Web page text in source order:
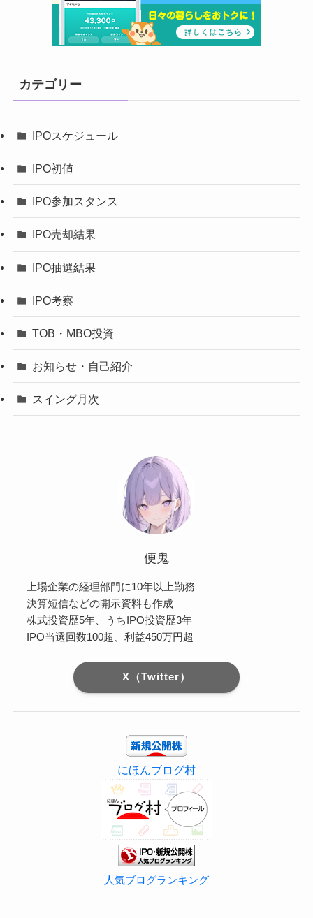
カテゴリー
IPOスケジュール
IPO初値
IPO参加スタンス
IPO売却結果
IPO抽選結果
IPO考察
TOB・MBO投資
お知らせ・自己紹介
スイング月次
便鬼
上場企業の経理部門に10年以上勤務
決算短信などの開示資料も作成
株式投資歴5年、うちIPO投資歴3年
IPO当選回数100超、利益450万円超
X（Twitter）
にほんブログ村
人気ブログランキング